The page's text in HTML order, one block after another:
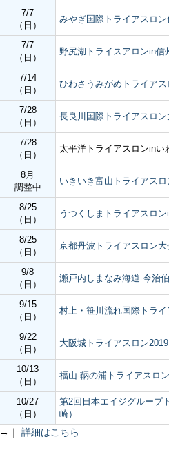
7/7
（日）
みやぎ国際トライアスロ
7/7
（日）
野尻湖トライスアロンin信
7/14
（日）
ひわさうみがめトライアス
7/28
（日）
長良川国際トライアスロン
7/28
（日）
太平洋トライアスロンinい
8月
調整中
いきいき富山トライアス
8/25
（日）
うつくしまトライアスロ
8/25
（日）
京都丹波トライアスロン
9/8
（日）
瀬戸内しまなみ海道 今治
9/15
（日）
村上・笹川流れ国際トラ
9/22
（日）
大阪城トライアスロン2019
10/13
（日）
福山-鞆の浦トライアスロ
10/27
（日）
第2回日本エイジグループ
崎）
→｜ 詳細はこちら